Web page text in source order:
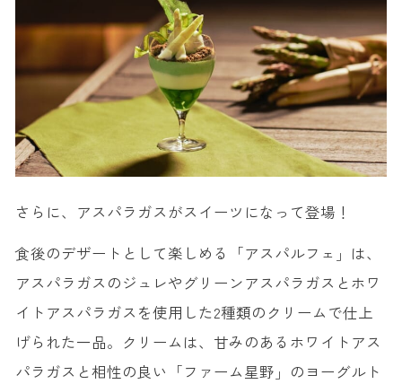
さらに、アスパラガスがスイーツになって登場！
食後のデザートとして楽しめる「アスパルフェ」は、
アスパラガスのジュレやグリーンアスパラガスとホワ
イトアスパラガスを使用した2種類のクリームで仕上
げられた一品。クリームは、甘みのあるホワイトアス
パラガスと相性の良い「ファーム星野」のヨーグルト